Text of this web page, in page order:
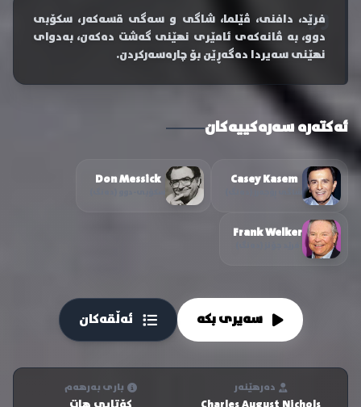
فرێد، دافنی، ڤێلما، شاگی و سەگی قسەکەر، سکۆبی
دوو، بە ڤانەکەی ئامێری نهێنی گەشت دەکەن، بەدوای
نهێنی سەیردا دەگەڕێن بۆ چارەسەرکردن.
ئەکتەرە سەرەکییەکان
Casey Kasem
Don Messick
Frank Welker
سەیری بکە ئەڵقەکان
دەرهێنەر باری بەرهەم